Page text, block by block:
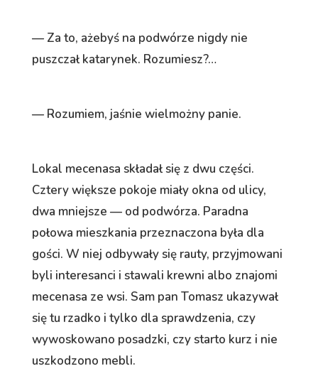
— Za to, ażebyś na podwórze nigdy nie
puszczał katarynek. Rozumiesz?…
— Rozumiem, jaśnie wielmożny panie.
Lokal mecenasa składał się z dwu części.
Cztery większe pokoje miały okna od ulicy,
dwa mniejsze — od podwórza. Paradna
połowa mieszkania przeznaczona była dla
gości. W niej odbywały się rauty, przyjmowani
byli interesanci i stawali krewni albo znajomi
mecenasa ze wsi. Sam pan Tomasz ukazywał
się tu rzadko i tylko dla sprawdzenia, czy
wywoskowano posadzki, czy starto kurz i nie
uszkodzono mebli.